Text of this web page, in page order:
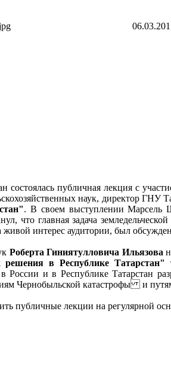
публичная лекция с
наук, директор
. В своем выступлении Марсель
что главная задача
живой интерес аудитории, был
Роберта Гиниятулловича Ильязова
решения в Республике Татарстан"
России и в Республике Татарстан
Чернобыльской катастрофы и
публичные лекции на регулярной